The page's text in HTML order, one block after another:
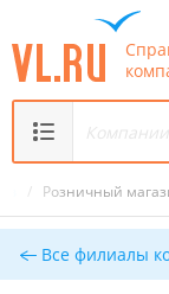
/ Розничный
Все филиалы